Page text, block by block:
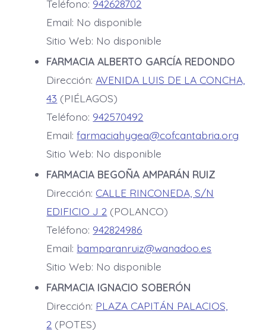
Teléfono: 942628702
Email: No disponible
Sitio Web: No disponible
FARMACIA ALBERTO GARCÍA REDONDO
Dirección:AVENIDA LUIS DE LA CONCHA,
43 (PIÉLAGOS)
Teléfono: 942570492
Email:farmaciahygea@cofcantabria.org
Sitio Web: No disponible
FARMACIA BEGOÑA AMPARÁN RUIZ
Dirección: CALLE RINCONEDA, S/N
EDIFICIO J 2 (POLANCO)
Teléfono: 942824986
Email: bamparanruiz@wanadoo.es
Sitio Web: No disponible
FARMACIA IGNACIO SOBERÓN
Dirección: PLAZA CAPITÁN PALACIOS,
2 (POTES)